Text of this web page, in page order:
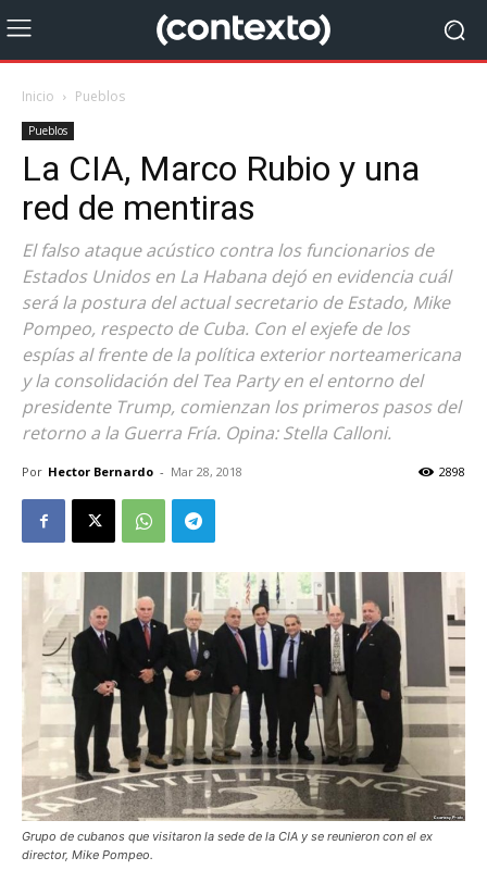
Inicio Pueblos
Pueblos
La CIA, Marco Rubio y una
red de mentiras
El falso ataque acústico contra los funcionarios de
Estados Unidos en La Habana dejó en evidencia cuál
será la postura del actual secretario de Estado, Mike
Pompeo, respecto de Cuba. Con el exjefe de los
espías al frente de la política exterior norteamericana
y la consolidación del Tea Party en el entorno del
presidente Trump, comienzan los primeros pasos del
retorno a la Guerra Fría. Opina: Stella Calloni.
Por Hector Bernardo - Mar 28, 2018 2898
Grupo de cubanos que visitaron la sede de la CIA y se reunieron con el ex
director, Mike Pompeo.